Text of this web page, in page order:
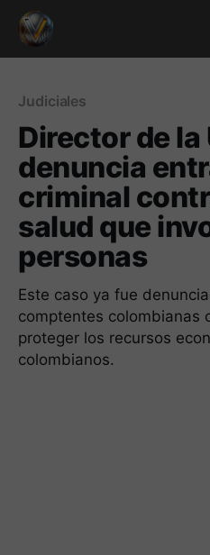
Judiciales
Director de la
denuncia
criminal
salud que
personas
Este caso ya fue
comptentes colombianas
proteger los recursos
colombianos.